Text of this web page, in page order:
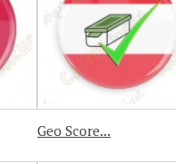
Geo Score...